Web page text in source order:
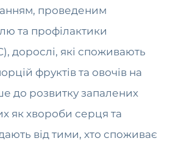
проведеним
та профілактики
дорослі, які споживають
фруктів та овочів на
до розвитку запалених
як хвороби серця та
від тими, хто споживає